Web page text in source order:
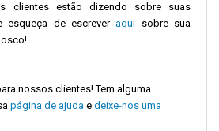
clientes estão dizendo sobre suas
esqueça de escreveraqui sobre sua
nossos clientes! Tem alguma
página de ajuda e deixe-nos uma